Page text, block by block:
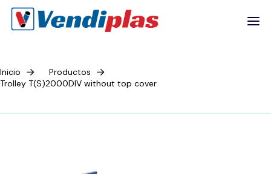
Inicio
Productos
Trolley T(S)2000DIV without top cover